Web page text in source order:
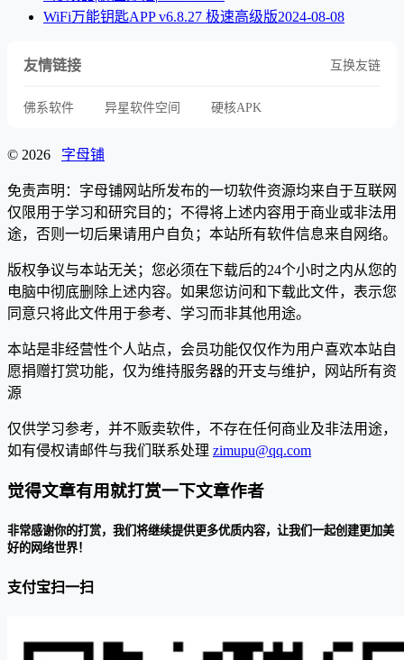
WiFi万能钥匙APP v6.8.27 极速高级版2024-08-08
友情链接 互换友链
佛系软件 异星软件空间 硬核APK
© 2026 字母铺
免责声明：字母铺网站所发布的一切软件资源均来自于互联网
仅限用于学习和研究目的；不得将上述内容用于商业或非法用
途，否则一切后果请用户自负；本站所有软件信息来自网络。
版权争议与本站无关；您必须在下载后的24个小时之内从您的
电脑中彻底删除上述内容。如果您访问和下载此文件，表示您
同意只将此文件用于参考、学习而非其他用途。
本站是非经营性个人站点，会员功能仅仅作为用户喜欢本站自
愿捐赠打赏功能，仅为维持服务器的开支与维护，网站所有资
源
仅供学习参考，并不贩卖软件，不存在任何商业及非法用途，
如有侵权请邮件与我们联系处理 zimupu@qq.com
觉得文章有用就打赏一下文章作者
非常感谢你的打赏，我们将继续提供更多优质内容，让我们一起创建更加美
好的网络世界！
支付宝扫一扫